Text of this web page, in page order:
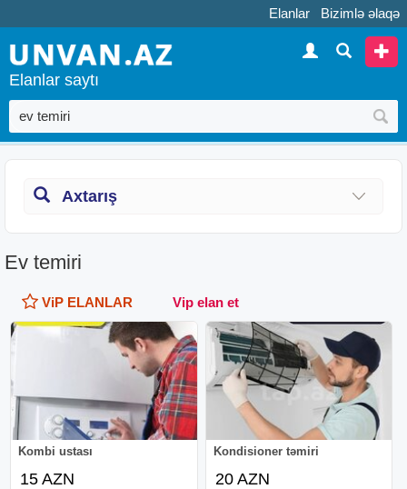
Elanlar Bizimlə əlaqə
Elanlar saytı
Axtarış
Ev temiri
ViP ELANLAR Vip elan et
Kombi ustası
15 AZN
Kondisioner təmiri
20 AZN